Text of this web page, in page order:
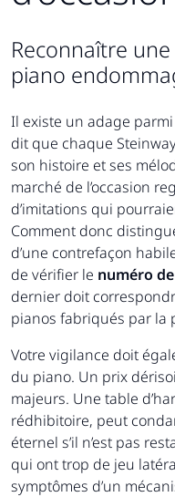
Reconnaître
piano
Il existe un adage
dit que chaque
son histoire et ses
marché de l’occasion
d’imitations qui
Comment donc
d’une contrefaçon
de vérifier le numéro
dernier doit
pianos fabriqués par la
Votre vigilance doit
du piano. Un prix
majeurs. Une table
rédhibitoire, peut
éternel s’il n’est pas
qui ont trop de jeu
symptômes d’un